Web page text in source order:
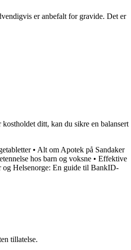
er anbefalt for gravide. Det er
ditt, kan du sikre en balansert
• Alt om Apotek på Sandaker
hos barn og voksne • Effektive
og Helsenorge: En guide til BankID-
tillatelse.